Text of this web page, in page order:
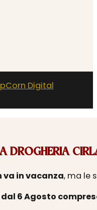
Digital
DROGHERIA
va in vacanza, ma le
dal 6 Agosto